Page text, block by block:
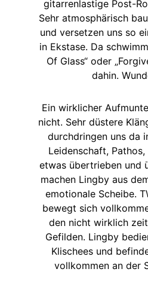
gitarrenlastige Post-
Sehr atmosphärisch
und versetzen uns so
in Ekstase. Da
Of Glass“ oder
dahin.
Ein wirklicher
nicht. Sehr düstere
durchdringen uns da
Leidenschaft,
etwas übertrieben und
machen Lingby aus
emotionale Scheibe.
bewegt sich
den nicht wirklich
Gefilden. Lingby
Klischees und
vollkommen an der